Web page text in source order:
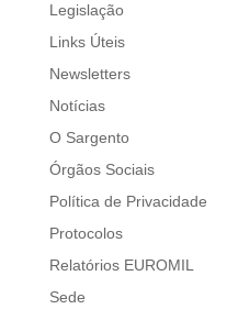
Legislação
Links Úteis
Newsletters
Notícias
O Sargento
Órgãos Sociais
Política de Privacidade
Protocolos
Relatórios EUROMIL
Sede